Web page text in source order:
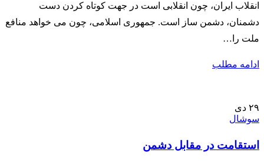
انقلاب ایران، چون انقلابی است در جهت کوتاه کردن دست
دشمنان، دشمن ساز است. جمهوری اسلامی، چون می خواهد منافع
ملت را…
ادامه مطلب
۲۹ دی
سوشال
استقامت در مقابل دشمن